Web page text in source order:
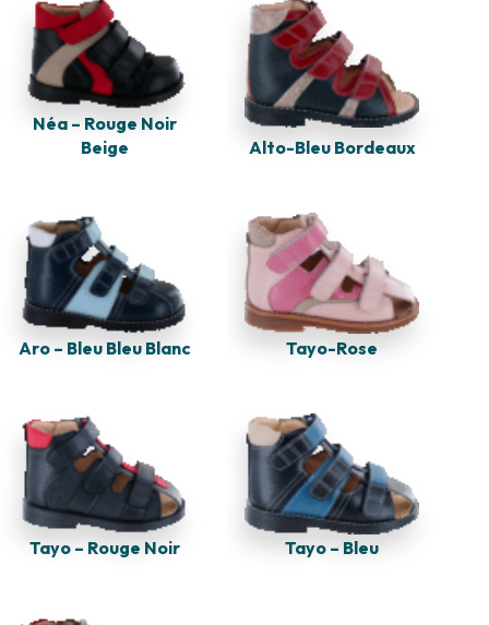
Néa – Rouge Noir
Beige
Alto-Bleu Bordeaux
Aro – Bleu Bleu Blanc Tayo-Rose
Tayo – Rouge Noir Tayo – Bleu